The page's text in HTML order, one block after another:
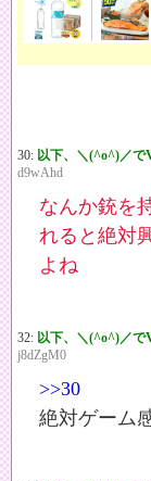
30: 以下、＼(^o^)／で
d9wAhd
なんか銃を
れると絶対
よね
32: 以下、＼(^o^)／で
j8dZgM0
>>30
絶対ゲーム